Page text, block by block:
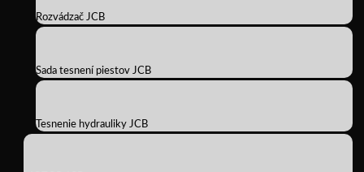
Rozvádzač JCB
Sada tesnení piestov JCB
Tesnenie hydrauliky JCB